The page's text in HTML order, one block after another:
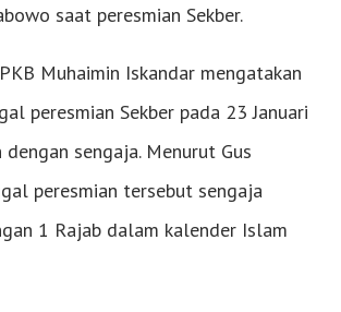
saat peresmian Sekber.
Muhaimin Iskandar mengatakan
peresmian Sekber pada 23 Januari
sengaja. Menurut Gus
peresmian tersebut sengaja
1 Rajab dalam kalender Islam